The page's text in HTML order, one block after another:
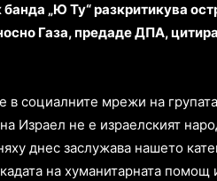
„Ю Ту“ разкритикува
Газа, предаде ДПА,
в социалните мрежи на
Израел не е израелският
днес заслужава нашето
на хуманитарната